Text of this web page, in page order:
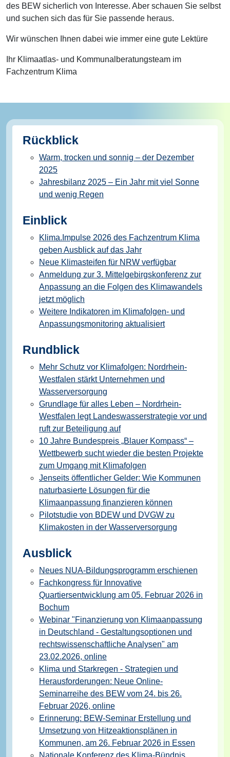
des BEW sicherlich von Interesse. Aber schauen Sie selbst
und suchen sich das für Sie passende heraus.
Wir wünschen Ihnen dabei wie immer eine gute Lektüre
Ihr Klimaatlas- und Kommunalberatungsteam im
Fachzentrum Klima
Rückblick
Warm, trocken und sonnig – der Dezember
2025
Jahresbilanz 2025 – Ein Jahr mit viel Sonne
und wenig Regen
Einblick
Klima.Impulse 2026 des Fachzentrum Klima
geben Ausblick auf das Jahr
Neue Klimasteifen für NRW verfügbar
Anmeldung zur 3. Mittelgebirgskonferenz zur
Anpassung an die Folgen des Klimawandels
jetzt möglich
Weitere Indikatoren im Klimafolgen- und
Anpassungsmonitoring aktualisiert
Rundblick
Mehr Schutz vor Klimafolgen: Nordrhein-
Westfalen stärkt Unternehmen und
Wasserversorgung
Grundlage für alles Leben – Nordrhein-
Westfalen legt Landeswasserstrategie vor und
ruft zur Beteiligung auf
10 Jahre Bundespreis „Blauer Kompass“ –
Wettbewerb sucht wieder die besten Projekte
zum Umgang mit Klimafolgen
Jenseits öffentlicher Gelder: Wie Kommunen
naturbasierte Lösungen für die
Klimaanpassung finanzieren können
Pilotstudie von BDEW und DVGW zu
Klimakosten in der Wasserversorgung
Ausblick
Neues NUA-Bildungsprogramm erschienen
Fachkongress für Innovative
Quartiersentwicklung am 05. Februar 2026 in
Bochum
Webinar "Finanzierung von Klimaanpassung
in Deutschland - Gestaltungsoptionen und
rechtswissenschaftliche Analysen" am
23.02.2026, online
Klima und Starkregen - Strategien und
Herausforderungen: Neue Online-
Seminarreihe des BEW vom 24. bis 26.
Februar 2026, online
Erinnerung: BEW-Seminar Erstellung und
Umsetzung von Hitzeaktionsplänen in
Kommunen, am 26. Februar 2026 in Essen
Nationale Konferenz des Klima-Bündnis